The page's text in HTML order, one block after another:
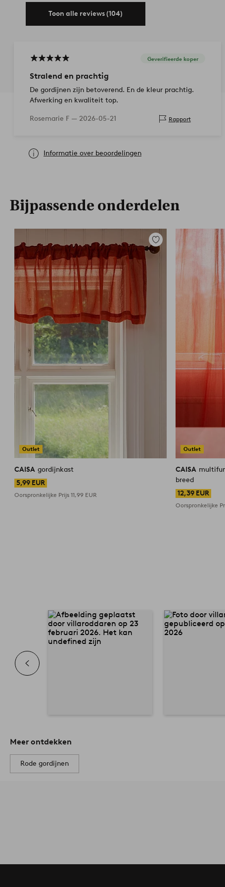
Toon alle reviews (104)
Geverifieerde koper
Stralend en prachtig
De gordijnen zijn betoverend. En de kleur prachtig.
Afwerking en kwaliteit top.
Rosemarie F — 2026-05-21 Rapport
Informatie over beoordelingen
Bijpassende onderdelen
Outlet
Toevoegen
aan
favorieten
CAISA gordijnkast
5,99 EUR
Oorspronkelijke Prijs11,99 EUR
Outlet
CAISA
breed
12,39 EUR
Oorspronkelijke
Meer ontdekken
Rode gordijnen